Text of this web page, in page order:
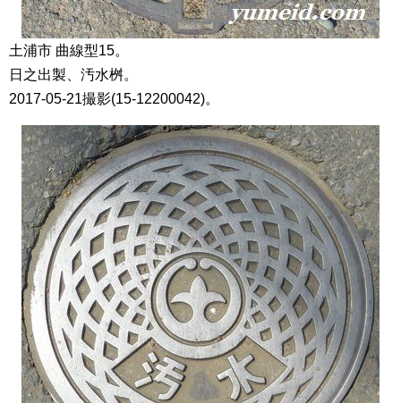
土浦市 曲線型15。
日之出製、汚水桝。
2017-05-21撮影(15-12200042)。